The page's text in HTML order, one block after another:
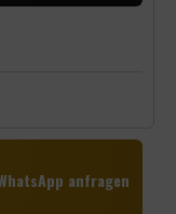
anfragen